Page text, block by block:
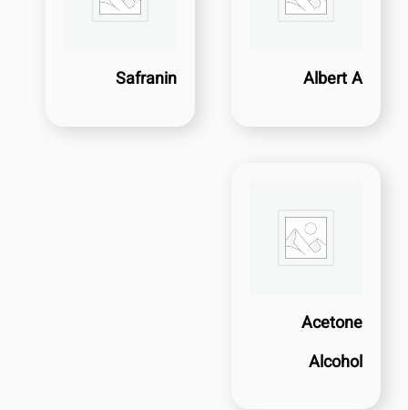
Albert A
Safranin
Acetone
Alcohol